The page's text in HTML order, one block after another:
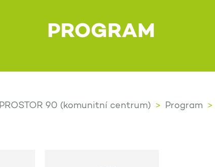
PROGRAM
PROSTOR 90 (komunitní centrum) Program